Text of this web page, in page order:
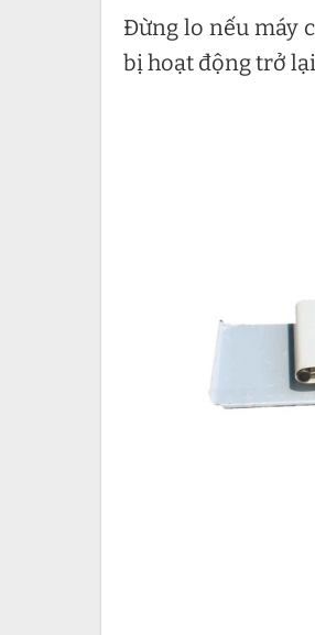
Đừng lo nếu máy
bị hoạt động trở